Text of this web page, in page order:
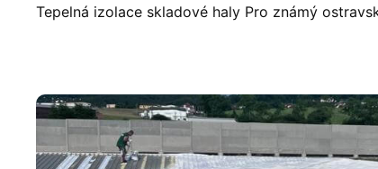
Tepelná izolace skladové haly Pro známý